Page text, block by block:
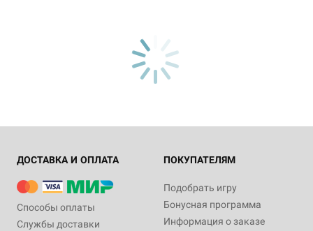
ДОСТАВКА И ОПЛАТА
Способы оплаты
Службы доставки
ПОКУПАТЕЛЯМ
Подобрать игру
Бонусная программа
Информация о заказе